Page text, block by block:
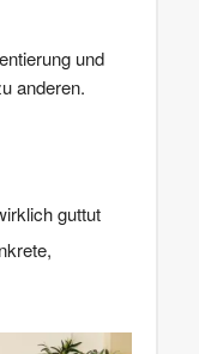
und
anderen.
guttut